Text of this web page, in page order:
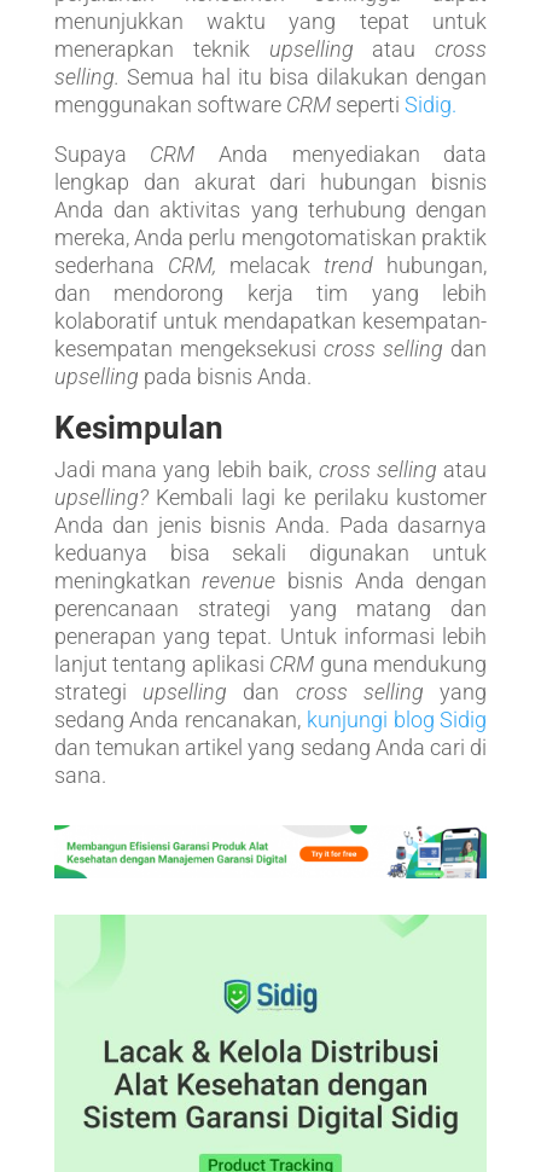
menunjukkan waktu yang tepat untuk
menerapkan teknik upselling ataucross
selling. Semua hal itu bisa dilakukan dengan
menggunakan softwareCRMseperti Sidig.
Supaya CRM Anda menyediakan data
lengkap dan akurat dari hubungan bisnis
Anda dan aktivitas yang terhubung dengan
mereka, Anda perlu mengotomatiskan praktik
sederhana CRM, melacak trend hubungan,
dan mendorong kerja tim yang lebih
kolaboratif untuk mendapatkan kesempatan-
kesempatan mengeksekusi cross selling dan
upselling pada bisnis Anda.
Kesimpulan
Jadi mana yang lebih baik, cross selling atau
upselling?Kembali lagi ke perilaku kustomer
Anda dan jenis bisnis Anda. Pada dasarnya
keduanya bisa sekali digunakan untuk
meningkatkanrevenue bisnis Anda dengan
perencanaan strategi yang matang dan
penerapan yang tepat. Untuk informasi lebih
lanjut tentang aplikasi CRM guna mendukung
strategi upselling dan cross selling yang
sedang Anda rencanakan, kunjungi blog Sidig
dan temukan artikel yang sedang Anda cari di
sana.